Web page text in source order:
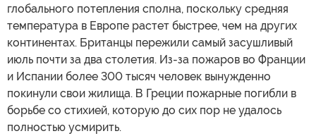
глобального потепления сполна, поскольку средняя
температура в Европе растет быстрее, чем на других
континентах. Британцы пережили самый засушливый
июль почти за два столетия. Из-за пожаров во Франции
и Испании более 300 тысяч человек вынужденно
покинули свои жилища. В Греции пожарные погибли в
борьбе со стихией, которую до сих пор не удалось
полностью усмирить.